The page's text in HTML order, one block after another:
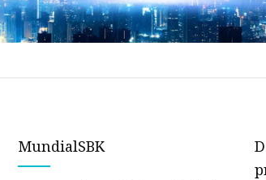
Perforadora
Máquina
Máquina de
MundialSBK